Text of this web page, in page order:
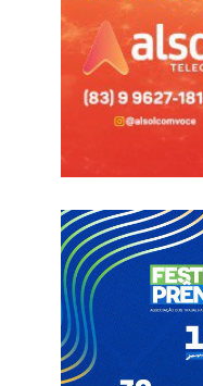
técnico Leandro Sena.
A contratação de Nael
para o Sousa, que busca
na competição. O
estrear no próximo
Informações com Globo
Atacante